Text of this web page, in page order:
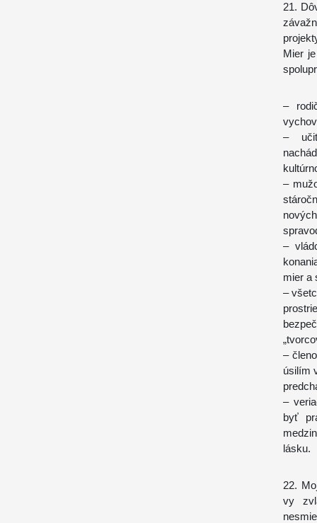
21.
Mier
–
–
–
–
mier a
–
–
úsilím
–
byť
lásku.
22.
vy